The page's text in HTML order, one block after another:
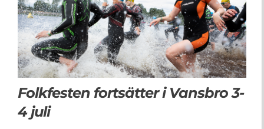
Folkfesten fortsätter i Vansbro 3-
4 juli